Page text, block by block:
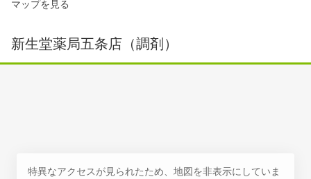
マップを見る
新生堂薬局五条店（調剤）
特異なアクセスが見られたため、地図を非表示にしていま